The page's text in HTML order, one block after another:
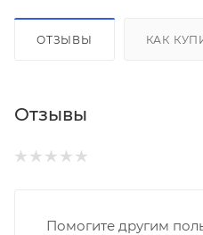
ОТЗЫВЫ КАК
Отзывы
Помогите другим